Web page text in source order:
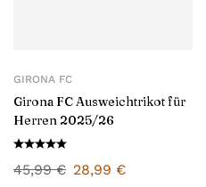
GIRONA FC
Girona FC Ausweichtrikot für
Herren 2025/26
45,99€ 28,99 €